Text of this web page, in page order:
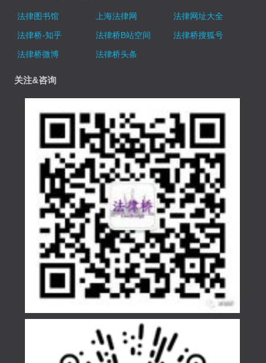
法律图书馆 上海法律网
法律网址大全
法律桥-知乎
法律桥B站空间
法律桥搜狐号
法律桥微博
法律桥头条
关注&咨询